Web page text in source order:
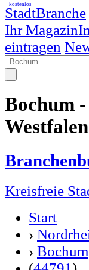
StadtBranche
Ihr Magazin
kostenlos
eintragen
Bochum
Westfalen
Kreisfreie
Start
›
› Bochum